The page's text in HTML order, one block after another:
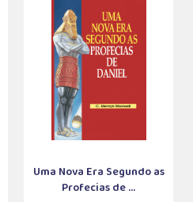
Uma Nova Era Segundo as
Profecias de ...